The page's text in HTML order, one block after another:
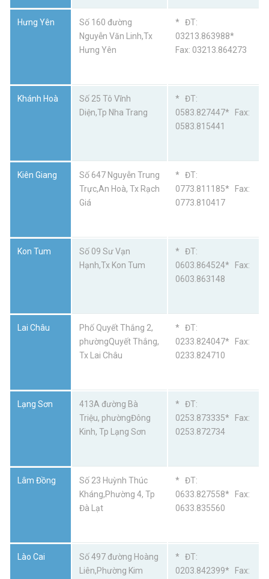
Hưng Yên
Số 160 đường
Nguyễn Văn Linh,Tx
Hưng Yên
* ĐT:
03213.863988*
Fax: 03213.864273
Khánh Hoà
Số 25 Tô Vĩnh
Diện,Tp Nha Trang
* ĐT:
0583.827447* Fax:
0583.815441
Kiên Giang
Số 647 Nguyễn Trung
Trực,An Hoà, Tx Rạch
Giá
* ĐT:
0773.811185* Fax:
0773.810417
Kon Tum
Số 09 Sư Vạn
Hạnh,Tx Kon Tum
* ĐT:
0603.864524* Fax:
0603.863148
Lai Châu
Phố Quyết Thắng 2,
phườngQuyết Thắng,
Tx Lai Châu
* ĐT:
0233.824047* Fax:
0233.824710
Lạng Sơn
413A đường Bà
Triệu, phườngĐông
Kinh, Tp Lạng Sơn
* ĐT:
0253.873335* Fax:
0253.872734
Lâm Đồng
Số 23 Huỳnh Thúc
Kháng,Phường 4, Tp
Đà Lạt
* ĐT:
0633.827558* Fax:
0633.835560
Lào Cai
Số 497 đường Hoàng
Liên,Phường Kim
* ĐT:
0203.842399* Fax: